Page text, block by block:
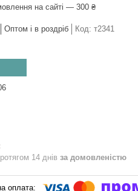
на сайті — 300 ₴
Оптом і в роздріб Код: т2341
14 днів за домовленістю